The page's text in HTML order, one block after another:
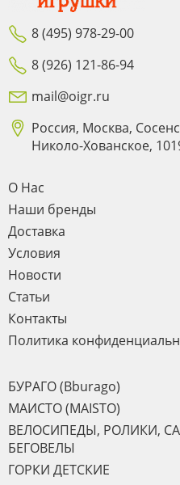
8 (495) 978-29-00
8 (926) 121-86-94
mail@oigr.ru
Россия, Москва,
Николо-Хованское,
О Нас
Наши бренды
Доставка
Условия
Новости
Статьи
Контакты
Политика
БУРАГО (Bburago)
МАИСТО (MAISTO)
ВЕЛОСИПЕДЫ, РОЛИКИ,
БЕГОВЕЛЫ
ГОРКИ ДЕТСКИЕ